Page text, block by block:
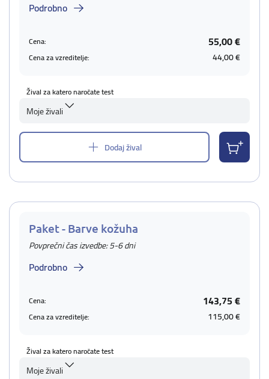
Podrobno
Cena: 55,00 €
Cena za vzreditelje: 44,00 €
Žival za katero naročate test
Moje živali
Dodaj žival
Paket - Barve kožuha
Povprečni čas izvedbe: 5-6 dni
Podrobno
Cena: 143,75 €
Cena za vzreditelje: 115,00 €
Žival za katero naročate test
Moje živali